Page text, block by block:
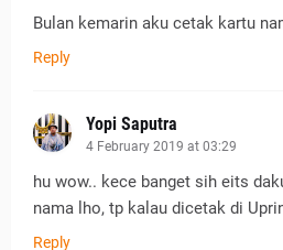
Bulan kemarin aku cetak kartu
Reply
Yopi Saputra
4 February 2019 at 03:29
hu wow.. kece banget sih eits
nama lho, tp kalau dicetak di
Reply